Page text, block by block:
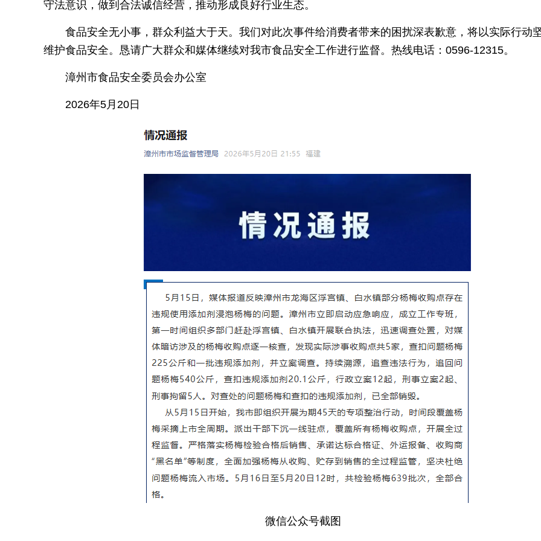
守法意识，做到合法诚信经营，推动形成良好行业生态。
食品安全无小事，群众利益大于天。我们对此次事件给消费者带来的困扰深表歉意，将以实际行动
维护食品安全。恳请广大群众和媒体继续对我市食品安全工作进行监督。热线电话：0596-12315。
漳州市食品安全委员会办公室
2026年5月20日
微信公众号截图